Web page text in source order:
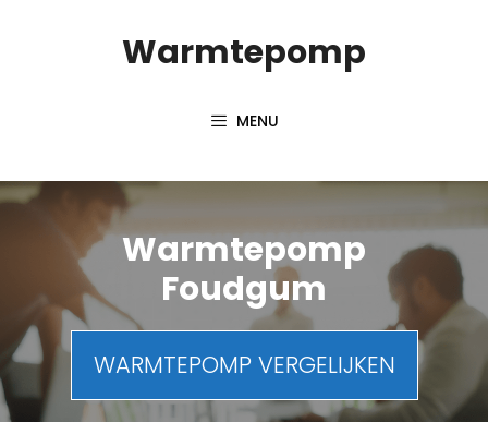
Warmtepomp
MENU
Warmtepomp
Foudgum
WARMTEPOMP VERGELIJKEN